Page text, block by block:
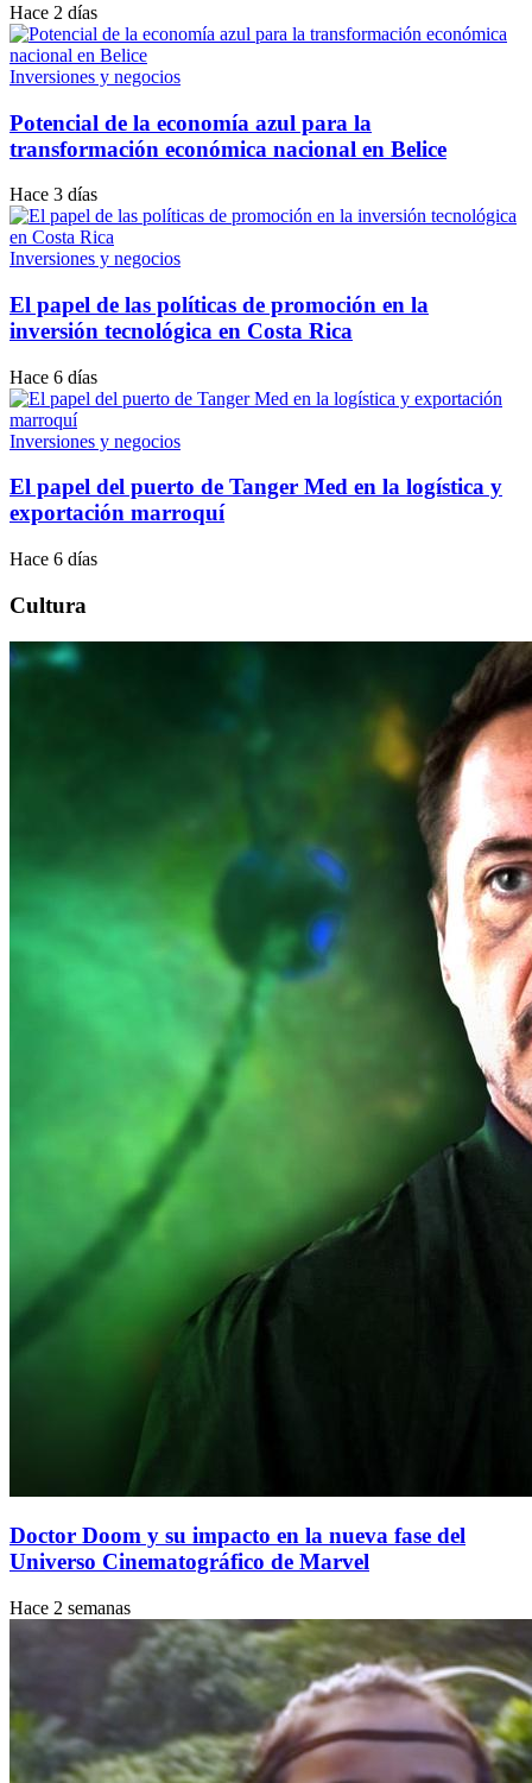
Hace 2 días
Inversiones y negocios
Potencial de la economía azul para la
transformación económica nacional en Belice
Hace 3 días
Inversiones y negocios
El papel de las políticas de promoción en la
inversión tecnológica en Costa Rica
Hace 6 días
Inversiones y negocios
El papel del puerto de Tanger Med en la logística y
exportación marroquí
Hace 6 días
Cultura
Doctor Doom y su impacto en la nueva fase del
Universo Cinematográfico de Marvel
Hace 2 semanas